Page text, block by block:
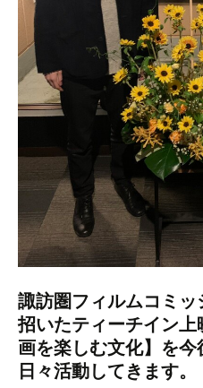
諏訪圏フィルムコミ
招いたティーチイン
画を楽しむ文化】を
日々活動してきます。